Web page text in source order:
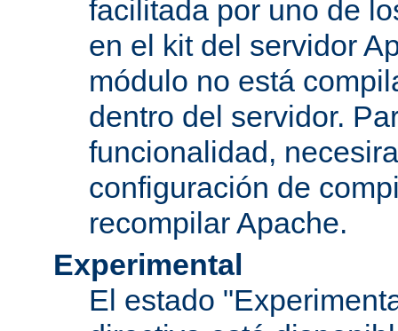
facilitada por uno de
en el kit del servidor
módulo no está
dentro del servidor.
funcionalidad,
configuración de
recompilar Apache.
Experimental
El estado